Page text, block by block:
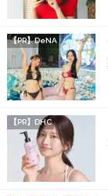
【PR】DeNA
【PR】DHC